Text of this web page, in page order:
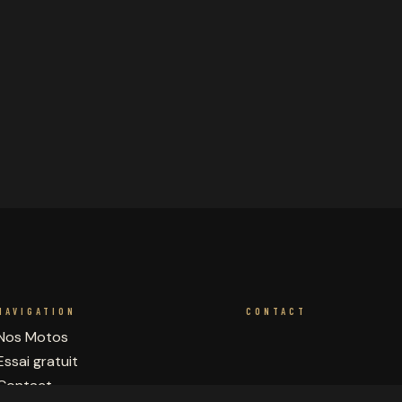
Motos
gratuit
CONTACT